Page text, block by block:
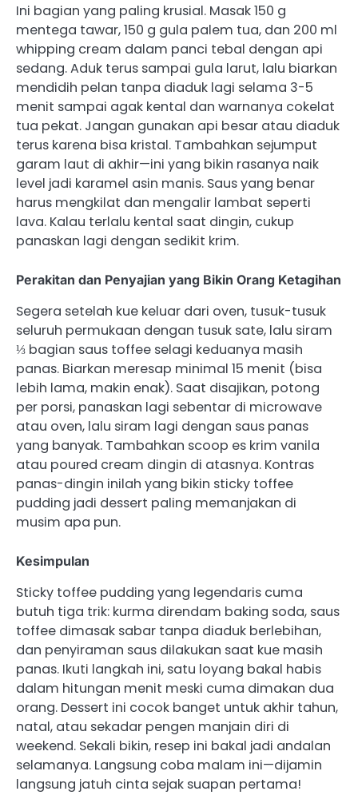
Ini bagian yang paling krusial. Masak 150 g
mentega tawar, 150 g gula palem tua, dan 200 ml
whipping cream dalam panci tebal dengan api
sedang. Aduk terus sampai gula larut, lalu biarkan
mendidih pelan tanpa diaduk lagi selama 3-5
menit sampai agak kental dan warnanya cokelat
tua pekat. Jangan gunakan api besar atau diaduk
terus karena bisa kristal. Tambahkan sejumput
garam laut di akhir—ini yang bikin rasanya naik
level jadi karamel asin manis. Saus yang benar
harus mengkilat dan mengalir lambat seperti
lava. Kalau terlalu kental saat dingin, cukup
panaskan lagi dengan sedikit krim.
Perakitan dan Penyajian yang Bikin Orang Ketagihan
Segera setelah kue keluar dari oven, tusuk-tusuk
seluruh permukaan dengan tusuk sate, lalu siram
⅓ bagian saus toffee selagi keduanya masih
panas. Biarkan meresap minimal 15 menit (bisa
lebih lama, makin enak). Saat disajikan, potong
per porsi, panaskan lagi sebentar di microwave
atau oven, lalu siram lagi dengan saus panas
yang banyak. Tambahkan scoop es krim vanila
atau poured cream dingin di atasnya. Kontras
panas-dingin inilah yang bikin sticky toffee
pudding jadi dessert paling memanjakan di
musim apa pun.
Kesimpulan
Sticky toffee pudding yang legendaris cuma
butuh tiga trik: kurma direndam baking soda, saus
toffee dimasak sabar tanpa diaduk berlebihan,
dan penyiraman saus dilakukan saat kue masih
panas. Ikuti langkah ini, satu loyang bakal habis
dalam hitungan menit meski cuma dimakan dua
orang. Dessert ini cocok banget untuk akhir tahun,
natal, atau sekadar pengen manjain diri di
weekend. Sekali bikin, resep ini bakal jadi andalan
selamanya. Langsung coba malam ini—dijamin
langsung jatuh cinta sejak suapan pertama!